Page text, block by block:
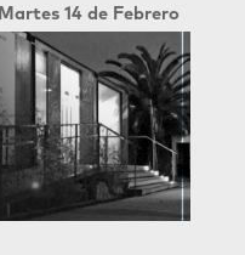
Martes 14 de Febrero